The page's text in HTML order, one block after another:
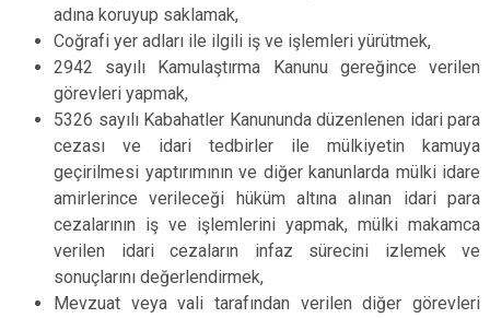
adına koruyup saklamak,
Coğrafi yer adları ile ilgili iş ve işlemleri yürütmek,
2942 sayılı Kamulaştırma Kanunu gereğince verilen
görevleri yapmak,
5326 sayılı Kabahatler Kanununda düzenlenen idari para
cezası ve idari tedbirler ile mülkiyetin kamuya
geçirilmesi yaptırımının ve diğer kanunlarda mülki idare
amirlerince verileceği hüküm altına alınan idari para
cezalarının iş ve işlemlerini yapmak, mülki makamca
verilen idari cezaların infaz sürecini izlemek ve
sonuçlarını değerlendirmek,
Mevzuat veya vali tarafından verilen diğer görevleri